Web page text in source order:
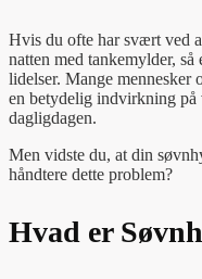
Hvis du ofte har svært ved
natten med tankemylder,
lidelser. Mange mennesker
en betydelig indvirkning på
dagligdagen.
Men vidste du, at din
håndtere dette problem?
Hvad er